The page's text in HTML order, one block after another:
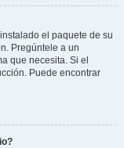
el paquete de su
Pregúntele a un
que necesita. Si el
Puede encontrar